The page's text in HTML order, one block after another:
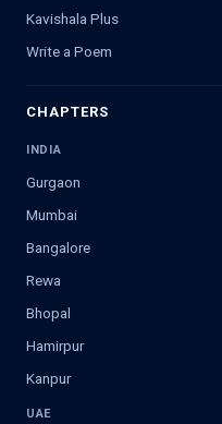
Kavishala Plus
Write a Poem
CHAPTERS
INDIA
Gurgaon
Mumbai
Bangalore
Rewa
Bhopal
Hamirpur
Kanpur
UAE